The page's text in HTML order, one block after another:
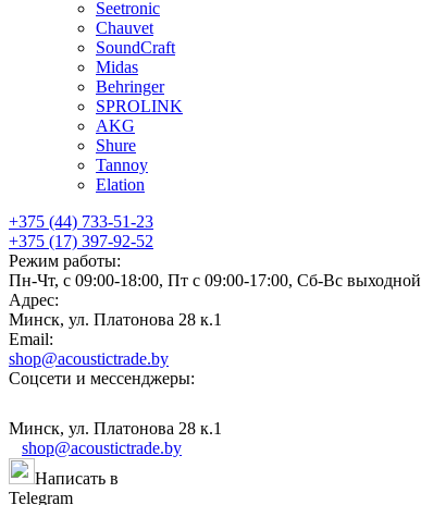
Seetronic
Chauvet
SoundCraft
Midas
Behringer
SPROLINK
AKG
Shure
Tannoy
Elation
+375 (44) 733-51-23
+375 (17) 397-92-52
Режим работы:
Пн-Чт, с 09:00-18:00, Пт с 09:00-17:00, Сб-Вс выходной
Адрес:
Минск, ул. Платонова 28 к.1
Email:
shop@acoustictrade.by
Соцсети и мессенджеры:
Минск, ул. Платонова 28 к.1
shop@acoustictrade.by
Написать в
Telegram